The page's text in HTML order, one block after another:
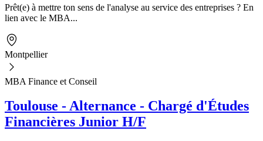
Prêt(e) à mettre ton sens de l'analyse au service des entreprises ? En
lien avec le MBA...
Montpellier
MBA Finance et Conseil
Toulouse - Alternance - Chargé d'Études
Financières Junior H/F